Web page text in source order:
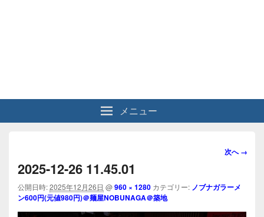
メニュー
画
ビ
ー
次へ →
2025-12-26 11.45.01
公開日時:2025年12月26日 @960 × 1280 カテゴリー: ノブナガラーメ
ン600円(元値980円)＠麺屋NOBUNAGA＠築地